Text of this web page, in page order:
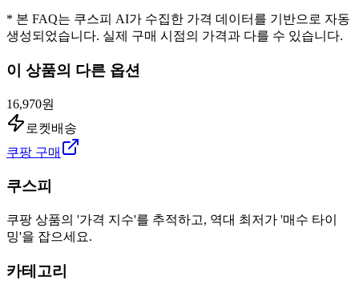
* 본 FAQ는 쿠스피 AI가 수집한 가격 데이터를 기반으로 자동
생성되었습니다. 실제 구매 시점의 가격과 다를 수 있습니다.
이 상품의 다른 옵션
16,970원
로켓배송
쿠팡 구매
쿠스피
쿠팡 상품의 '가격 지수'를 추적하고, 역대 최저가 '매수 타이
밍'을 잡으세요.
카테고리